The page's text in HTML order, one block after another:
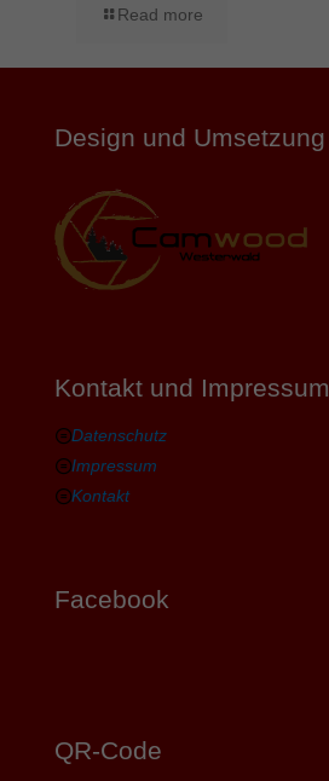
Read more
Design und Umsetzung
Kontakt und Impressum
Datenschutz
Impressum
Kontakt
Facebook
QR-Code